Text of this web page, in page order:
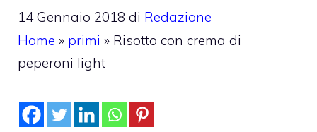
14 Gennaio 2018 di Redazione
Home » primi » Risotto con crema di
peperoni light